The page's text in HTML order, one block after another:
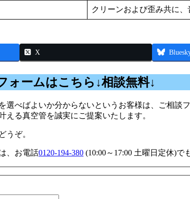
クリーンおよび歪み共に、
X
ォームはこちら↓相談無料↓
選べばよいか分からないというお客様は、ご相
える真空管を誠実にご提案いたします。
うぞ。
、お電話0120-194-380 (10:00～17:00 土曜日定休)で